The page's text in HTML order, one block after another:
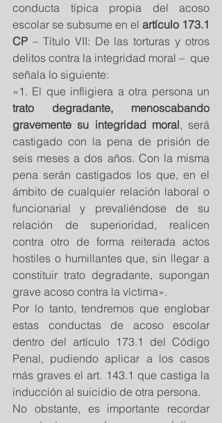
conducta típica propia del acoso
escolar se subsume en el artículo 173.1
CP – Título VII: De las torturas y otros
delitos contra la integridad moral –  que
señala lo siguiente:
«1. El que infligiera a otra persona un
trato degradante, menoscabando
gravemente su integridad moral, será
castigado con la pena de prisión de
seis meses a dos años. Con la misma
pena serán castigados los que, en el
ámbito de cualquier relación laboral o
funcionarial y prevaliéndose de su
relación de superioridad, realicen
contra otro de forma reiterada actos
hostiles o humillantes que, sin llegar a
constituir trato degradante, supongan
grave acoso contra la víctima».
Por lo tanto, tendremos que englobar
estas conductas de acoso escolar
dentro del artículo 173.1 del Código
Penal, pudiendo aplicar a los casos
más graves el art. 143.1 que castiga la
inducción al suicidio de otra persona.
No obstante, es importante recordar